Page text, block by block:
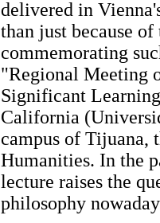
delivered in
than just because
commemorating
"Regional Meeting
Significant
California
campus of Tijuana,
Humanities. In the
lecture raises the
philosophy